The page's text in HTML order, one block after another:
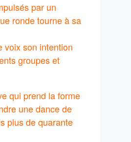
par un
ronde tourne à sa
voix son intention
groupes et
qui prend la forme
une dance de
plus de quarante